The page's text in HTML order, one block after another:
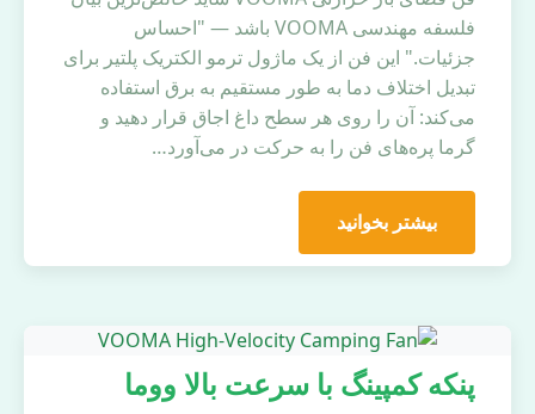
فلسفه مهندسی VOOMA باشد — "احساس
جزئیات." این فن از یک ماژول ترمو الکتریک پلتیر برای
تبدیل اختلاف دما به طور مستقیم به برق استفاده
می‌کند: آن را روی هر سطح داغ اجاق قرار دهید و
گرما پره‌های فن را به حرکت در می‌آورد…
بیشتر بخوانید
پنکه کمپینگ با سرعت بالا ووما